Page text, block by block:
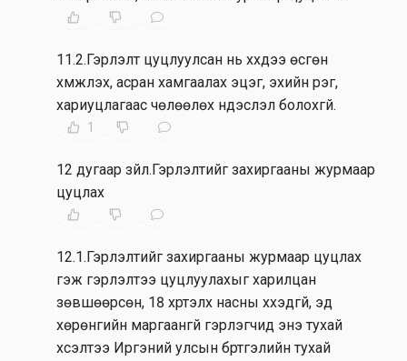
11.2.Гэрлэлт цуцлуулсан нь хүүхдээ өсгөн
хүмүүжүүлэх, асран хамгаалах эцэг, эхийн үүрэг,
хариуцлагаас чөлөөлөх үндэслэл болохгүй.
1
12 дугаар зүйл.Гэрлэлтийг захиргааны журмаар
цуцлах
12.1.Гэрлэлтийг захиргааны журмаар цуцлах
гэж гэрлэлтээ цуцлуулахыг харилцан
зөвшөөрсөн, 18 хүртэлх насны хүүхэдгүй, эд
хөрөнгийн маргаангүй гэрлэгчид энэ тухай
хүсэлтээ Иргэний улсын бүртгэлийн тухай